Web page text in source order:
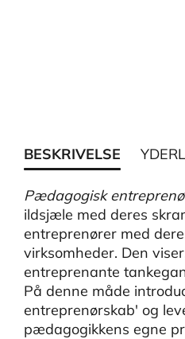
BESKRIVELSE
Pædagogisk
ildsjæle med deres
entreprenører med
virksomheder. Den
entreprenante
På denne måde
entreprenørskab' og
pædagogikkens egne